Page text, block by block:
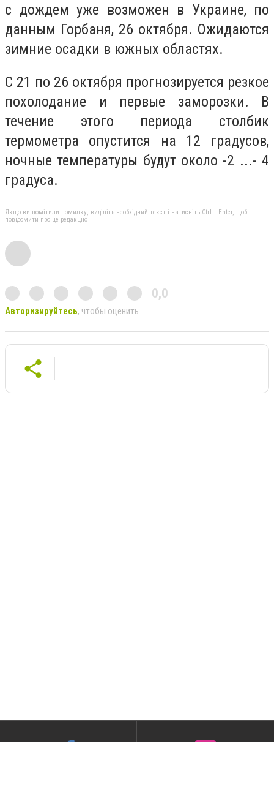
с дождем уже возможен в Украине, по
данным Горбаня, 26 октября. Ожидаются
зимние осадки в южных областях.
С 21 по 26 октября прогнозируется резкое
похолодание и первые заморозки. В
течение этого периода столбик
термометра опустится на 12 градусов,
ночные температуры будут около -2 ...- 4
градуса.
Якщо ви помітили помилку, виділіть необхідний текст і натисніть Ctrl + Enter, щоб
повідомити про це редакцію
0,0
Авторизируйтесь, чтобы оценить